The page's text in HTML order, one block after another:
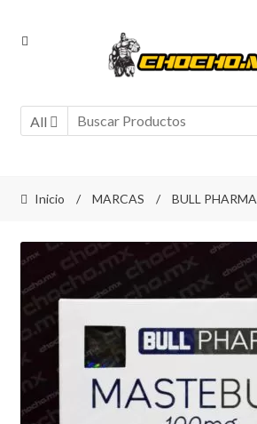
Ir
Ir
All
Inicio / MARCAS / BULL PHARMA